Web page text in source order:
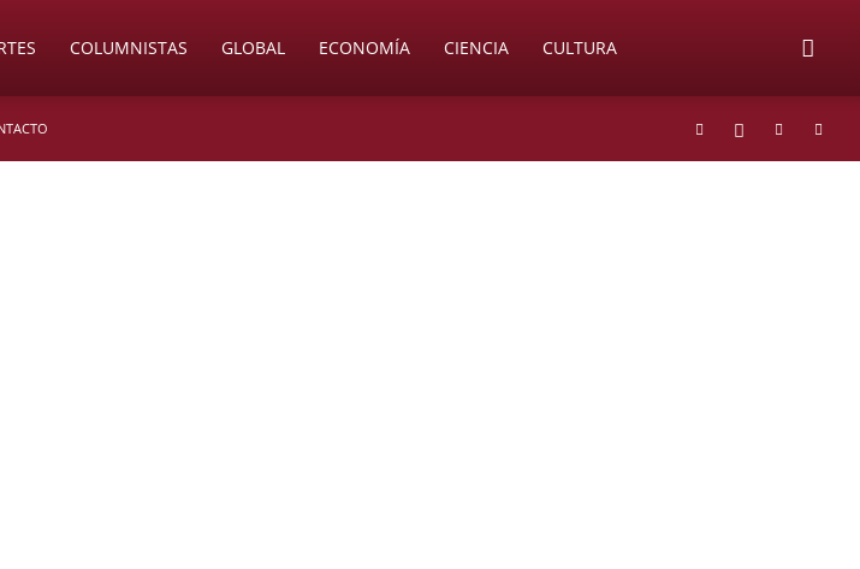
COLUMNISTAS GLOBAL ECONOMÍA CIENCIA CULTURA